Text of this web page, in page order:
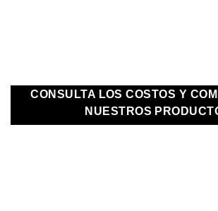
CONSULTA LOS COSTOS Y
NUESTROS